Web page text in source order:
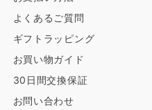
よくあるご質問
ギフトラッピング
お買い物ガイド
30日間交換保証
お問い合わせ